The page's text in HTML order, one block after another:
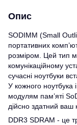
Опис
SODIMM (Small
портативних
розміром. Цей тип
комунікаційному
сучасні ноутбуки
У кожного ноутбука
модулям пам’яті
дійсно здатний ваш
DDR3 SDRAM - це